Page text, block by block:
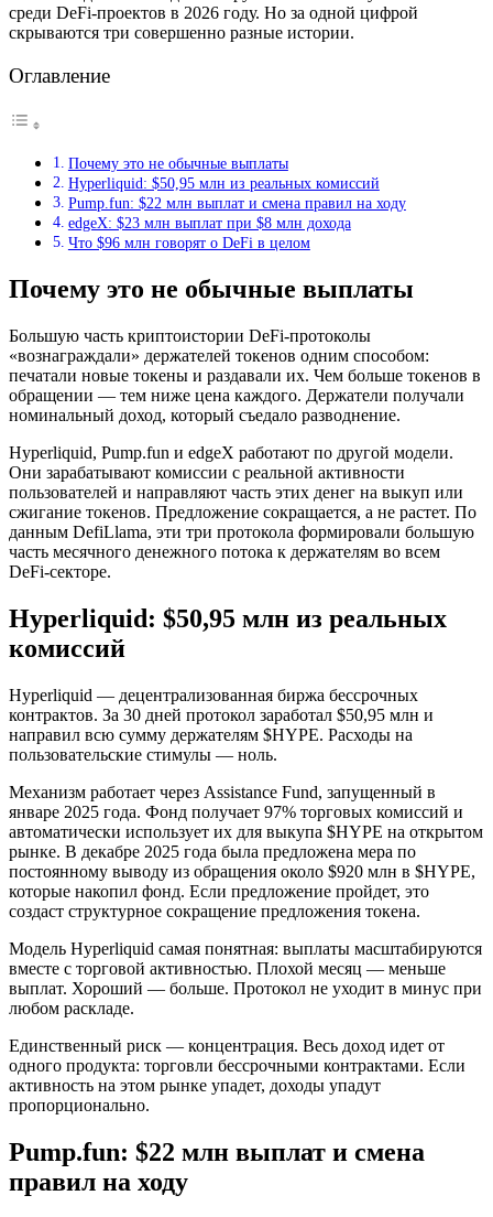
среди DeFi-проектов в 2026 году. Но за одной цифрой
скрываются три совершенно разные истории.
Оглавление
Почему это не обычные выплаты
Hyperliquid: $50,95 млн из реальных комиссий
Pump.fun: $22 млн выплат и смена правил на ходу
edgeX: $23 млн выплат при $8 млн дохода
Что $96 млн говорят о DeFi в целом
Почему это не обычные выплаты
Большую часть криптоистории DeFi-протоколы
«вознаграждали» держателей токенов одним способом:
печатали новые токены и раздавали их. Чем больше токенов в
обращении — тем ниже цена каждого. Держатели получали
номинальный доход, который съедало разводнение.
Hyperliquid, Pump.fun и edgeX работают по другой модели.
Они зарабатывают комиссии с реальной активности
пользователей и направляют часть этих денег на выкуп или
сжигание токенов. Предложение сокращается, а не растет. По
данным DefiLlama, эти три протокола формировали большую
часть месячного денежного потока к держателям во всем
DeFi-секторе.
Hyperliquid: $50,95 млн из реальных
комиссий
Hyperliquid — децентрализованная биржа бессрочных
контрактов. За 30 дней протокол заработал $50,95 млн и
направил всю сумму держателям $HYPE. Расходы на
пользовательские стимулы — ноль.
Механизм работает через Assistance Fund, запущенный в
январе 2025 года. Фонд получает 97% торговых комиссий и
автоматически использует их для выкупа $HYPE на открытом
рынке. В декабре 2025 года была предложена мера по
постоянному выводу из обращения около $920 млн в $HYPE,
которые накопил фонд. Если предложение пройдет, это
создаст структурное сокращение предложения токена.
Модель Hyperliquid самая понятная: выплаты масштабируются
вместе с торговой активностью. Плохой месяц — меньше
выплат. Хороший — больше. Протокол не уходит в минус при
любом раскладе.
Единственный риск — концентрация. Весь доход идет от
одного продукта: торговли бессрочными контрактами. Если
активность на этом рынке упадет, доходы упадут
пропорционально.
Pump.fun: $22 млн выплат и смена
правил на ходу